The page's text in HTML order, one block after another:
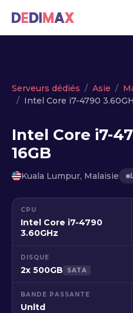
Serveurs dédiés Asie
Intel Core i7-4790
Intel Core i7-
16GB
Kuala Lumpur, Malaisie
CPU
Intel Core i7-4790
3.60GHz
DISQUE
2x 500GB SATA
BANDE PASSANTE
Unltd